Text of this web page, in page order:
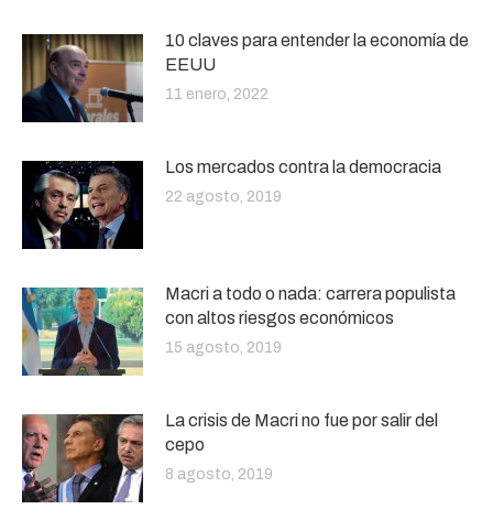
10 claves para entender la economía de
EEUU
11 enero, 2022
Los mercados contra la democracia
22 agosto, 2019
Macri a todo o nada: carrera populista
con altos riesgos económicos
15 agosto, 2019
La crisis de Macri no fue por salir del
cepo
8 agosto, 2019